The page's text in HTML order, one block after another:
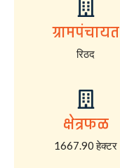
ग्रामपंचायत
रिठद
क्षेत्रफळ
1667.90 हेक्टर